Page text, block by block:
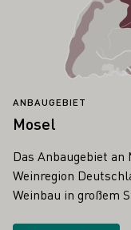
ANBAUGEBIET
Mosel
Das Anbaugebiet
Weinregion
Weinbau in großem